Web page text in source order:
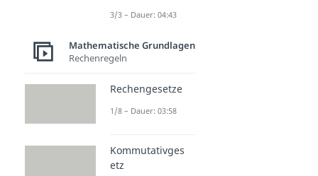
3/3 – Dauer: 04:43
Mathematische Grundlagen
Rechenregeln
Rechengesetze
1/8 – Dauer: 03:58
Kommutativges
etz